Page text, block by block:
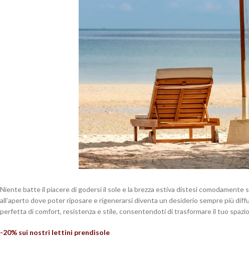
Niente batte il piacere di godersi il sole e la brezza estiva distesi comodamente
all’aperto dove poter riposare e rigenerarsi diventa un desiderio sempre più
perfetta di comfort, resistenza e stile, consentendoti di trasformare il tuo
-20% sui nostri lettini prendisole